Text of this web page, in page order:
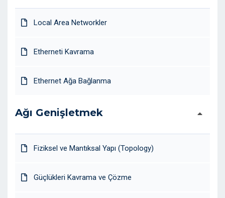
Local Area Networkler
Etherneti Kavrama
Ethernet Ağa Bağlanma
Ağı Genişletmek
Fiziksel ve Mantıksal Yapı (Topology)
Güçlükleri Kavrama ve Çözme